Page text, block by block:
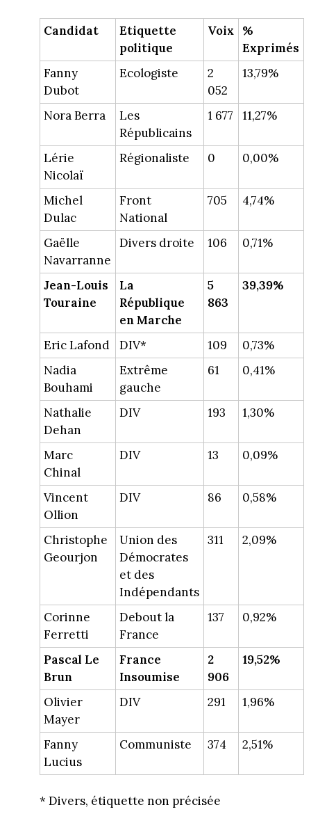
Candidat
Etiquette
politique
Voix
%
Exprimés
Fanny
Dubot
Ecologiste
2
052
13,79%
Nora Berra
Les
Républicains
1 677 11,27%
Lérie
Nicolaï
Régionaliste 0 0,00%
Michel
Dulac
Front
National
705 4,74%
Gaëlle
Navarranne
Divers droite 106 0,71%
Jean-Louis
Touraine
La
République
en Marche
5
863
39,39%
Eric Lafond DIV* 109
0,73%
Nadia
Bouhami
Extrême
gauche
61 0,41%
Nathalie
Dehan
DIV 193 1,30%
Marc
Chinal
DIV 13 0,09%
Vincent
Ollion
DIV 86 0,58%
Christophe
Geourjon
Union des
Démocrates
et des
Indépendants
311 2,09%
Corinne
Ferretti
Debout la
France
137 0,92%
Pascal Le
Brun
France
Insoumise
2
906
19,52%
Olivier
Mayer
DIV 291 1,96%
Fanny
Lucius
Communiste 374 2,51%
* Divers, étiquette non précisée